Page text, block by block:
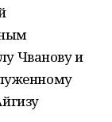
Чванову и